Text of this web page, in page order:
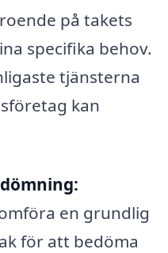
på takets
specifika behov.
tjänsterna
kan
en grundlig
för att bedöma